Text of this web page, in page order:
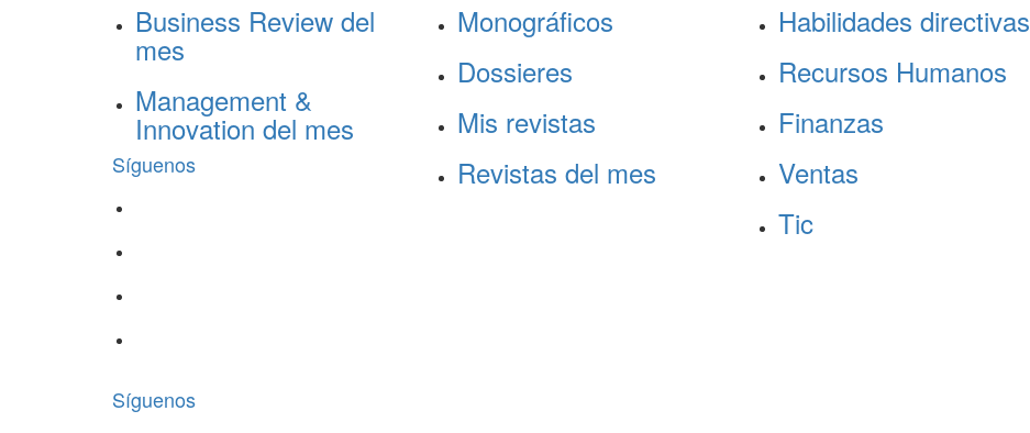
Business Review del
mes
Management &
Innovation del mes
Síguenos
Monográficos
Dossieres
Mis revistas
Revistas del mes
Habilidades directivas
Recursos Humanos
Finanzas
Ventas
Tic
Síguenos